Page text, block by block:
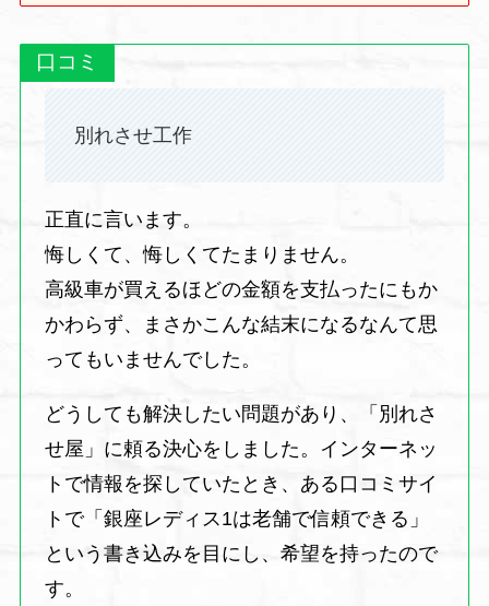
口コミ
別れさせ工作
正直に言います。
悔しくて、悔しくてたまりません。
高級車が買えるほどの金額を支払ったにもか
かわらず、まさかこんな結末になるなんて思
ってもいませんでした。
どうしても解決したい問題があり、「別れさ
せ屋」に頼る決心をしました。インターネッ
トで情報を探していたとき、ある口コミサイ
トで「銀座レディス1は老舗で信頼できる」
という書き込みを目にし、希望を持ったので
す。